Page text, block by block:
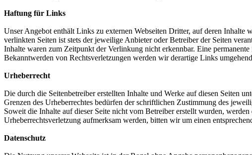
Haftung für Links
Unser Angebot enthält Links zu externen Webseiten Dritter, auf deren
verlinkten Seiten ist stets der jeweilige Anbieter oder Betreiber der Seiten
Inhalte waren zum Zeitpunkt der Verlinkung nicht erkennbar. Eine
Bekanntwerden von Rechtsverletzungen werden wir derartige Links
Urheberrecht
Die durch die Seitenbetreiber erstellten Inhalte und Werke auf diesen Seiten
Grenzen des Urheberrechtes bedürfen der schriftlichen Zustimmung des
Soweit die Inhalte auf dieser Seite nicht vom Betreiber erstellt wurden,
Urheberrechtsverletzung aufmerksam werden, bitten wir um einen
Datenschutz